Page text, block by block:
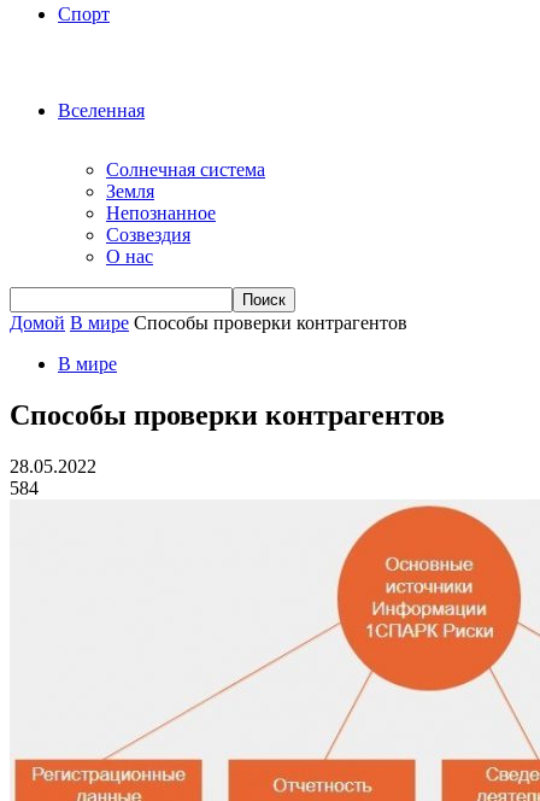
Спорт
Вселенная
Солнечная система
Земля
Непознанное
Созвездия
О нас
Домой В мире Способы проверки контрагентов
В мире
Способы проверки контрагентов
28.05.2022
584